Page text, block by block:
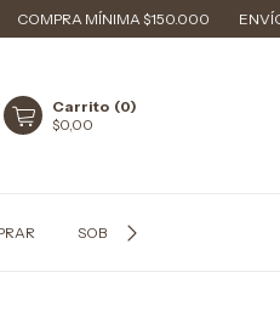
MÍNIMA $150.000 ENVÍOS A
Carrito (0)
$0,00
SOBRE NOSOTROS